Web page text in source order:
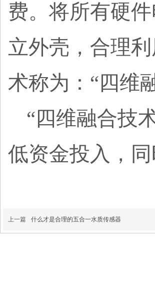
费。将所有硬
立外壳，合理
术称为： “四维
“四维融合技
低资金投入，
上一篇 什么才是合理的五合一水质传感器